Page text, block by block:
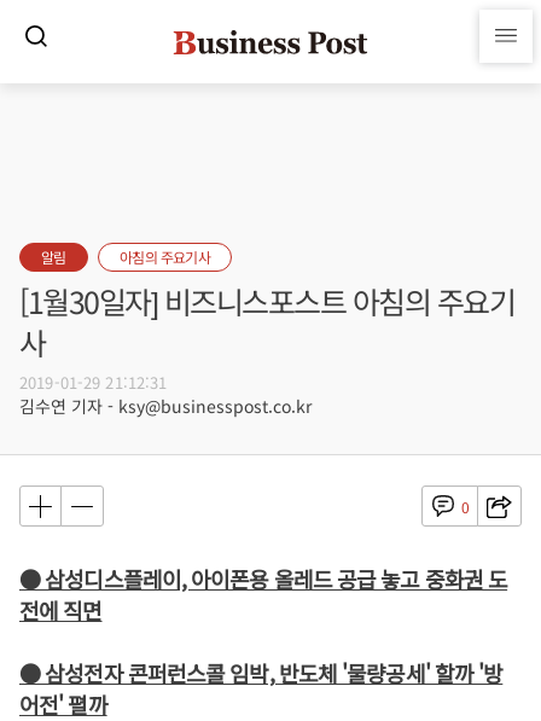
알림 아침의 주요기사
[1월30일자] 비즈니스포스트 아침의 주요기
사
2019-01-29 21:12:31
김수연 기자 - ksy@businesspost.co.kr
0
● 삼성디스플레이, 아이폰용 올레드 공급 놓고 중화권 도
전에 직면
● 삼성전자 콘퍼런스콜 임박, 반도체 '물량공세' 할까 '방
어전' 펼까